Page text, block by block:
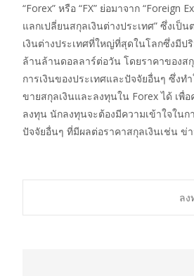
“Forex” หรือ “FX” ย่อมาจาก “Foreign
แลกเปลี่ยนสกุลเงินต่างประเทศ” ซึ่งเป็
เงินต่างประเทศที่ใหญ่ที่สุดในโลกซึ่งมีป
ล้านล้านดอลลาร์ต่อวัน โดยราคาของส
การเงินของประเทศและปัจจัยอื่นๆ ซึ่ง
ขายสกุลเงินและลงทุนใน Forex ได้ เพื่
ลงทุน นักลงทุนจะต้องมีความเข้าใจในก
ปัจจัยอื่นๆ ที่มีผลต่อราคาสกุลเงินเช่น ข่า
Post
ลง